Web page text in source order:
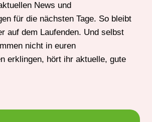
News und
für die nächsten Tage. So bleibt
auf dem Laufenden. Und selbst
nicht in euren
erklingen, hört ihr aktuelle, gute